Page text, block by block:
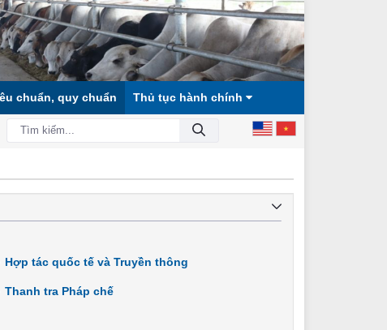
chuẩn, quy chuẩn Thủ tục hành chính
XÃ HỘI CÔNG BẰNG, DÂN CHỦ, VĂN MINH!
Hợp tác quốc tế và Truyền thông
Thanh tra Pháp chế